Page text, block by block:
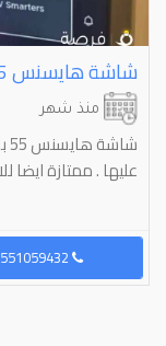
منذ شهر
عليها . ممتازة ايضا
96551059432